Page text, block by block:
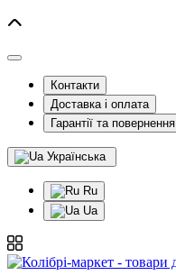
Контакти
Доставка і оплата
Гарантії та повернення
Українська
Ru
Ua